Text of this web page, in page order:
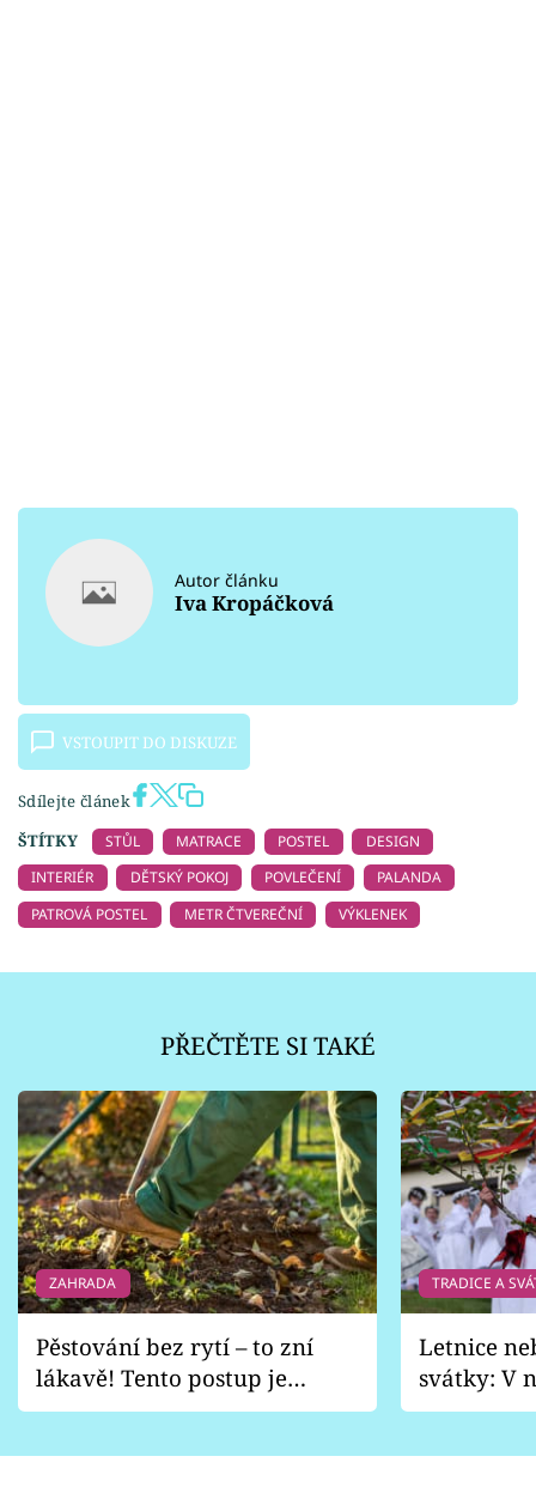
Autor článku
Iva Kropáčková
VSTOUPIT DO DISKUZE
Sdílejte článek
ŠTÍTKY
STŮL MATRACE POSTEL
DESIGN
INTERIÉR
DĚTSKÝ POKOJ POVLEČENÍ
PALANDA
PATROVÁ POSTEL
METR ČTVEREČNÍ VÝKLENEK
PŘEČTĚTE SI TAKÉ
ZAHRADA
Pěstování bez rytí – to zní
lákavě! Tento postup je
vhodný jen pro některé
TRADICE A
Letnice
svátky: V
pondělí